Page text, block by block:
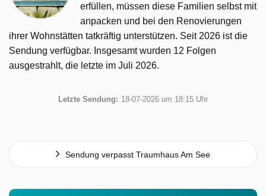
erfüllen, müssen diese Familien selbst mit
anpacken und bei den Renovierungen
ihrer Wohnstätten tatkräftig unterstützen. Seit 2026 ist die
Sendung verfügbar. Insgesamt wurden 12 Folgen
ausgestrahlt, die letzte im Juli 2026.
Letzte Sendung: 18-07-2026 um 18:15 Uhr
Sendung verpasst Traumhaus Am See